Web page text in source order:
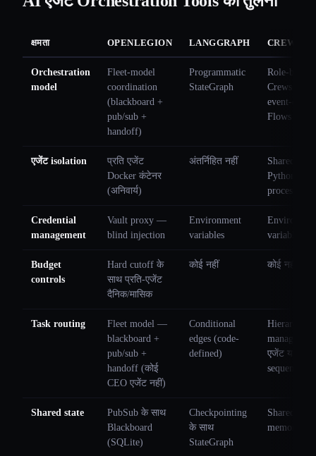
क्षमता OPENLEGION LANGGRAPH CREWAI
Orchestration
model
Fleet-model
coordination
(blackboard +
pub/sub +
handoff)
Programmatic
StateGraph
Role-based
Crews +
event-
Flows
एजेंट isolation
प्रति एजेंट
Docker कंटेनर
(अनिवार्य)
अंतर्निहित नहीं
Shared
Python
process
Credential
management
Vault proxy —
blind injection
Environment
variables
variables
Budget
controls
Hard cutoff के
साथ प्रति-एजेंट
दैनिक/मासिक
कोई नहीं कोई नहीं
Task routing
Fleet model —
blackboard +
pub/sub +
handoff (कोई
CEO एजेंट नहीं)
Conditional
edges (code-
defined)
Hierarchical
manager
एजेंट या
sequential
Shared state
PubSub के साथ
Blackboard
(SQLite)
Checkpointing
के साथ
StateGraph
Shared crew
memory